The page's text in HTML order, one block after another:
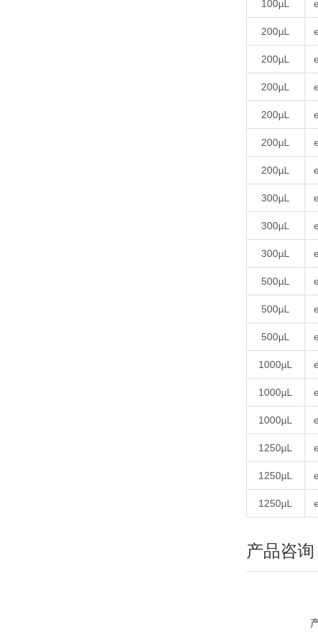
100µL
200µL
200µL
200µL
200µL
200µL
200µL
300µL
300µL
300µL
500µL
500µL
500µL
1000µL
1000µL
1000µL
1250µL
1250µL
1250µL
产品咨询